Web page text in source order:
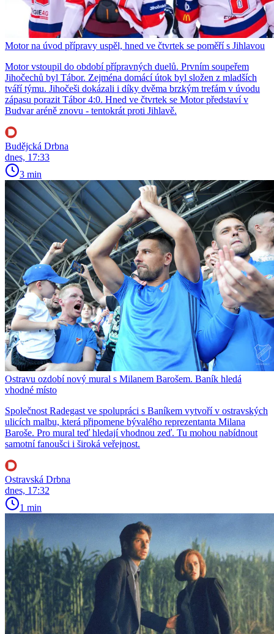
Motor na úvod přípravy uspěl, hned ve čtvrtek se poměří s Jihlavou
Motor vstoupil do období přípravných duelů. Prvním soupeřem
Jihočechů byl Tábor. Zejména domácí útok byl složen z mladších
tváří týmu. Jihočeši dokázali i díky dvěma brzkým trefám v úvodu
zápasu porazit Tábor 4:0. Hned ve čtvrtek se Motor představí v
Budvar aréně znovu - tentokrát proti Jihlavě.
Budějcká Drbna
dnes, 17:33
3 min
Ostravu ozdobí nový mural s Milanem Barošem. Baník hledá
vhodné místo
Společnost Radegast ve spolupráci s Baníkem vytvoří v ostravských
ulicích malbu, která připomene bývalého reprezentanta Milana
Baroše. Pro mural teď hledají vhodnou zeď. Tu mohou nabídnout
samotní fanoušci i široká veřejnost.
Ostravská Drbna
dnes, 17:32
1 min